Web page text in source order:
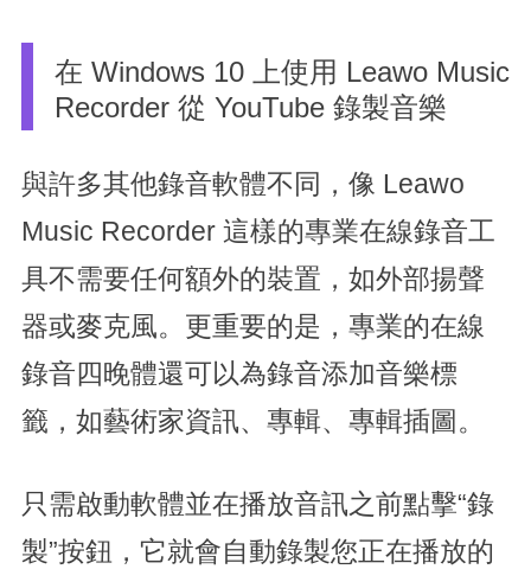
在 Windows 10 上使用 Leawo Music
Recorder 從 YouTube 錄製音樂
與許多其他錄音軟體不同，像 Leawo
Music Recorder 這樣的專業在線錄音工
具不需要任何額外的裝置，如外部揚聲
器或麥克風。更重要的是，專業的在線
錄音四晚體還可以為錄音添加音樂標
籤，如藝術家資訊、專輯、專輯插圖。
只需啟動軟體並在播放音訊之前點擊“錄
製”按鈕，它就會自動錄製您正在播放的